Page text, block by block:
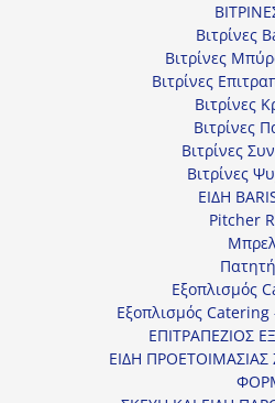
Βιτρίνες
Βιτρίνες
Βιτρίνες
Βιτρίνες
Βιτρίνες
Βιτρίνες
Βιτρίνες
ΕΙΔΗ
Pitcher
Εξοπλισμός
Εξοπλισμός
ΕΠΙΤΡΑΠΕΖΙΟΣ
ΕΙΔΗ